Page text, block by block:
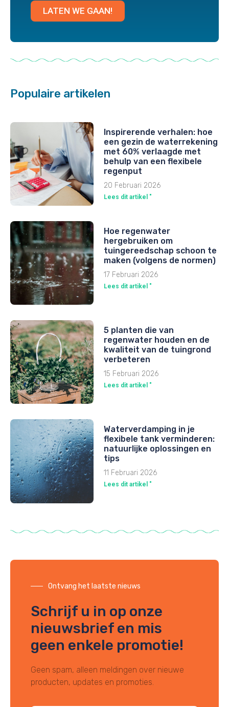
LATEN WE GAAN!
Populaire artikelen
Inspirerende verhalen: hoe
een gezin de waterrekening
met 60% verlaagde met
behulp van een flexibele
regenput
20 Februari 2026
Lees dit artikel "
Hoe regenwater
hergebruiken om
tuingereedschap schoon te
maken (volgens de normen)
17 Februari 2026
Lees dit artikel "
5 planten die van
regenwater houden en de
kwaliteit van de tuingrond
verbeteren
15 Februari 2026
Lees dit artikel "
Waterverdamping in je
flexibele tank verminderen:
natuurlijke oplossingen en
tips
11 Februari 2026
Lees dit artikel "
Ontvang het laatste nieuws
Schrijf u in op onze
nieuwsbrief en mis
geen enkele promotie!
Geen spam, alleen meldingen over nieuwe
producten, updates en promoties.